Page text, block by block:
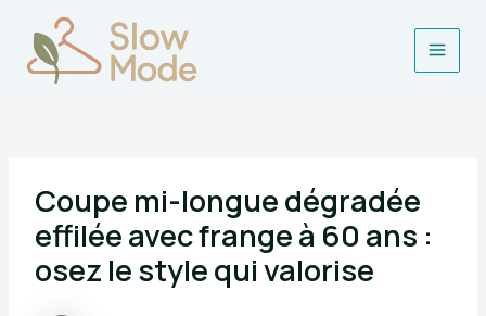
contenu
Main
Coupe mi-longue dégradée
effilée avec frange à 60 ans :
osez le style qui valorise